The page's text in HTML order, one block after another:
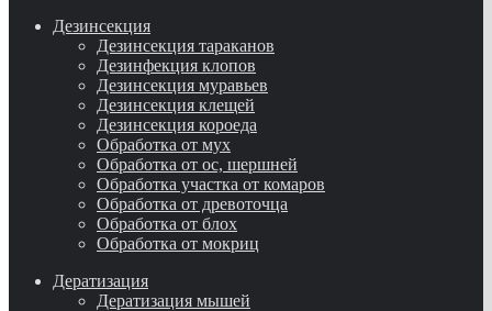
Дезинсекция
Дезинсекция тараканов
Дезинфекция клопов
Дезинсекция муравьев
Дезинсекция клещей
Дезинсекция короеда
Обработка от мух
Обработка от ос, шершней
Обработка участка от комаров
Обработка от древоточца
Обработка от блох
Обработка от мокриц
Дератизация
Дератизация мышей